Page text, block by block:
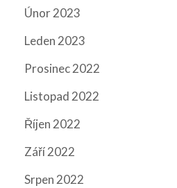
Únor 2023
Leden 2023
Prosinec 2022
Listopad 2022
Říjen 2022
Září 2022
Srpen 2022